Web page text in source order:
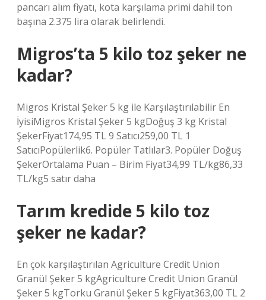
pancarı alım fiyatı, kota karşılama primi dahil ton
başına 2.375 lira olarak belirlendi.
Migros’ta 5 kilo toz şeker ne
kadar?
Migros Kristal Şeker 5 kg ile Karşılaştırılabilir En
İyisiMigros Kristal Şeker 5 kgDoğuş 3 kg Kristal
ŞekerFiyat174,95 TL 9 Satıcı259,00 TL 1
SatıcıPopülerlik6. Popüler Tatlılar3. Popüler Doğuş
ŞekerOrtalama Puan – Birim Fiyat34,99 TL/kg86,33
TL/kg5 satır daha
Tarım kredide 5 kilo toz
şeker ne kadar?
En çok karşılaştırılan Agriculture Credit Union
Granül Şeker 5 kgAgriculture Credit Union Granül
Şeker 5 kgTorku Granül Şeker 5 kgFiyat363,00 TL 2